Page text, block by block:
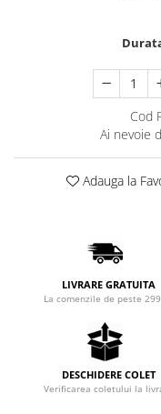
Cod
Ai nevoie
Adauga la
LIVRARE GRATUITA
La comenzile de peste
DESCHIDERE COLET
Verificarea coletului la